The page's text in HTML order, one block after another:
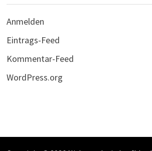
Anmelden
Eintrags-Feed
Kommentar-Feed
WordPress.org